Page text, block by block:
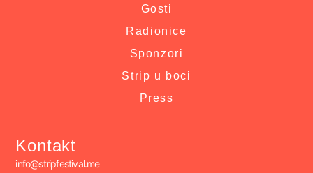
Kontakt
info@stripfestival.me
Gosti
Radionice
Sponzori
Strip u boci
Press